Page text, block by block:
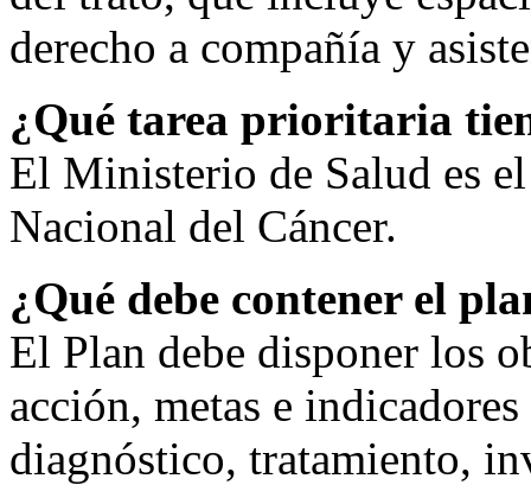
derecho a compañía y
¿Qué tarea prioritaria
El Ministerio de Salud es
Nacional del Cáncer.
¿Qué debe contener el
El Plan debe disponer los
acción, metas e
diagnóstico, tratamiento,